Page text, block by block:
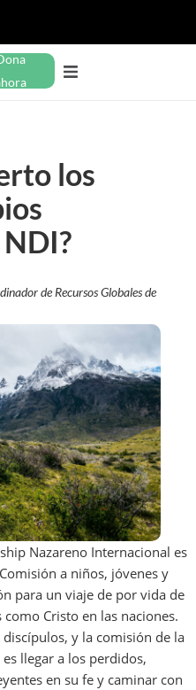
los
de Recursos Globales de
Nazareno Internacional es
a niños, jóvenes y
para un viaje de por vida de
Cristo en las naciones.
discípulos, y la comisión de la
llegar a los perdidos,
en su fe y caminar con